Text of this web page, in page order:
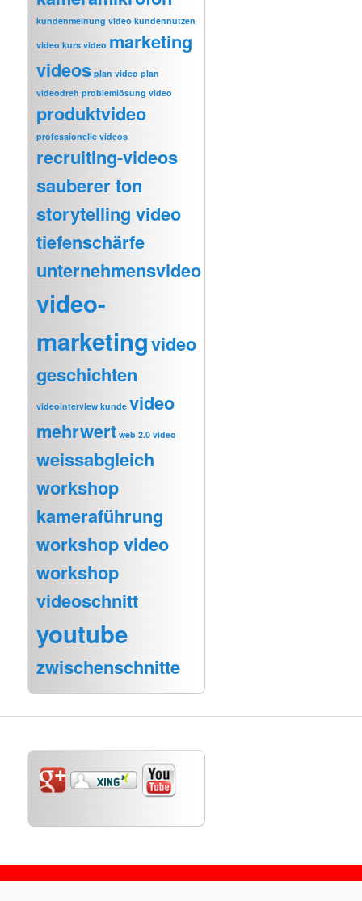
kundenmeinung video kundennutzen
video kurs video marketing
videos plan video plan
videodreh problemlösung video
produktvideo
professionelle videos
recruiting-videos
sauberer ton
storytelling video
tiefenschärfe
unternehmensvideo
video-
marketingvideo
geschichten
videointerview kunde video
mehrwert web 2.0 video
weissabgleich
workshop
kameraführung
workshop video
workshop
videoschnitt
youtube
zwischenschnitte